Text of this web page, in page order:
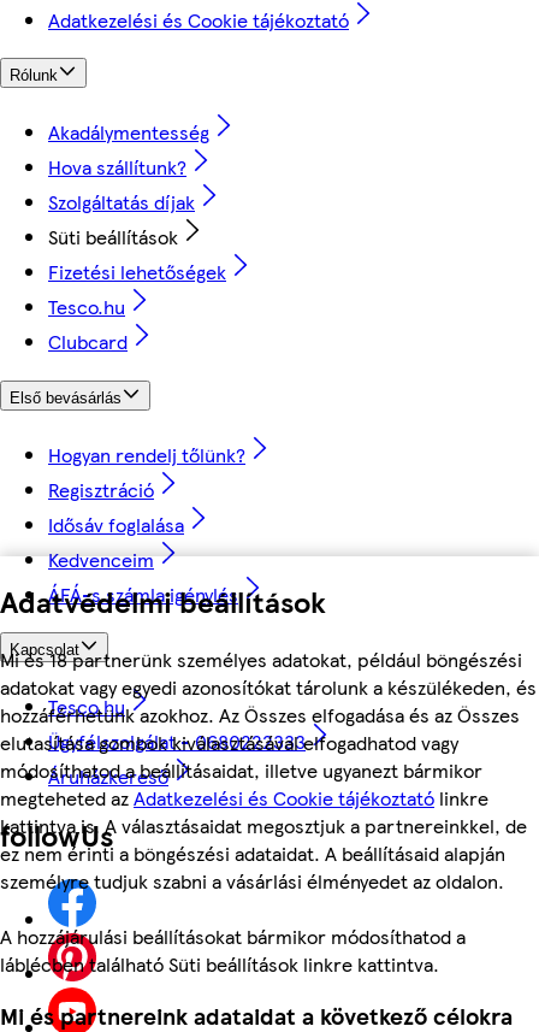
Adatvédelmi beállítások
Mi és 18 partnerünk személyes adatokat, például böngészési
adatokat vagy egyedi azonosítókat tárolunk a készülékeden, és
hozzáférhetünk azokhoz. Az Összes elfogadása és az Összes
elutasítása gombok kiválasztásával elfogadhatod vagy
módosíthatod a beállításaidat, illetve ugyanezt bármikor
megteheted azAdatkezelési és Cookie tájékoztató linkre
kattintva is. A választásaidat megosztjuk a partnereinkkel, de
ez nem érinti a böngészési adataidat. A beállításaid alapján
személyre tudjuk szabni a vásárlási élményedet az oldalon.
A hozzájárulási beállításokat bármikor módosíthatod a
láblécben található Süti beállítások linkre kattintva.
Mi és partnereink adataidat a következő célokra
Adatkezelési és Cookie tájékoztató
Rólunk
Akadálymentesség
Hova szállítunk?
Szolgáltatás díjak
Süti beállítások
Fizetési lehetőségek
Tesco.hu
Clubcard
Első bevásárlás
Hogyan rendelj tőlünk?
Regisztráció
Idősáv foglalása
Kedvenceim
ÁFÁ-s számla igénylés
Kapcsolat
Tesco.hu
Ügyfélszolgálat - 0680222333
Áruházkereső
followUs